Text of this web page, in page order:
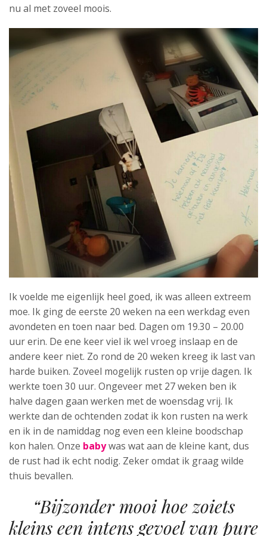
nu al met zoveel moois.
Ik voelde me eigenlijk heel goed, ik was alleen extreem
moe. Ik ging de eerste 20 weken na een werkdag even
avondeten en toen naar bed. Dagen om 19.30 – 20.00
uur erin. De ene keer viel ik wel vroeg inslaap en de
andere keer niet. Zo rond de 20 weken kreeg ik last van
harde buiken. Zoveel mogelijk rusten op vrije dagen. Ik
werkte toen 30 uur. Ongeveer met 27 weken ben ik
halve dagen gaan werken met de woensdag vrij. Ik
werkte dan de ochtenden zodat ik kon rusten na werk
en ik in de namiddag nog even een kleine boodschap
kon halen. Onze babywas wat aan de kleine kant, dus
de rust had ik echt nodig. Zeker omdat ik graag wilde
thuis bevallen.
“Bijzonder mooi hoe zoiets
kleins een intens gevoel van pure